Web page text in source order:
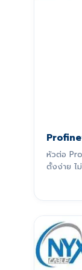
หัวต่อ
ตั้งง่าย ไ